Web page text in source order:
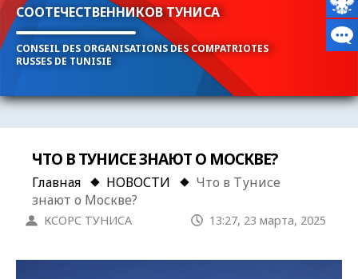
СООТЕЧЕСТВЕННИКОВ ТУНИСА
CONSEIL DES ORGANISATIONS DES COMPATRIOTES
RUSSES DE TUNISIE
ЧТО В ТУНИСЕ ЗНАЮТ О МОСКВЕ?
Главная НОВОСТИ
Что в Тунисе
знают о Москве?
КСОРС ТУНИСА 13:27, 23 марта, 2025